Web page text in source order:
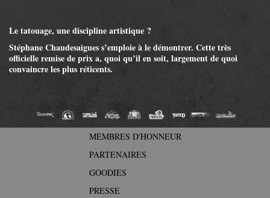
Le tatouage, une discipline artistique ?
Stéphane Chaudesaigues s’emploie à le démontrer. Cette très
officielle remise de prix a, quoi qu’il en soit, largement de quoi
convaincre les plus réticents.
MEMBRES D'HONNEUR
PARTENAIRES
GOODIES
PRESSE